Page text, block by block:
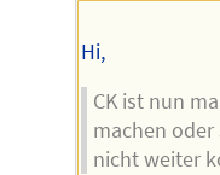
Hi,
CK ist nun
machen
nicht weiter